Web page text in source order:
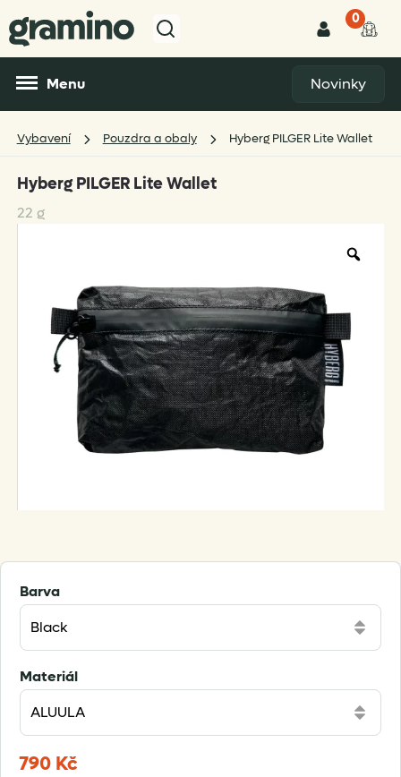
0
Menu Novinky
Vybavení Pouzdra a obaly Hyberg PILGER Lite Wallet
Hyberg PILGER Lite Wallet
22 g
Barva
Materiál
790 Kč